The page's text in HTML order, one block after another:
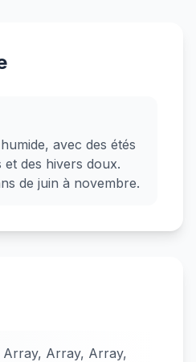
avec des étés
et des hivers doux.
de juin à novembre.
Array, Array, Array,